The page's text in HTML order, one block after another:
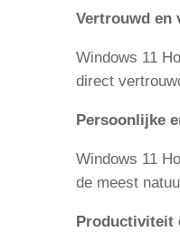
Vertrouwd en
Windows 11
direct
Persoonlijke
Windows 11
de meest
Productiviteit